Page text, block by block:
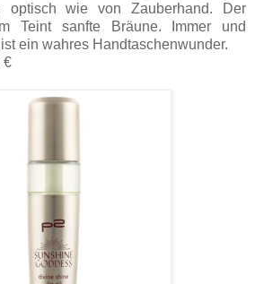
optisch wie von Zauberhand. Der
Teint sanfte Bräune. Immer und
ein wahres Handtaschenwunder.
€